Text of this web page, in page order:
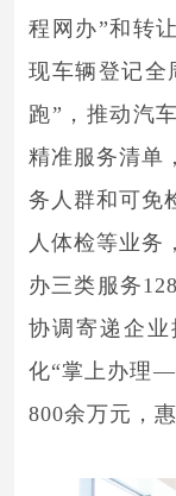
程网办”和转
现车辆登记全
跑”，推动汽
精准服务清单
务人群和可免
人体检等业务
办三类服务
协调寄递企
化“掌上办理—
800余万元，